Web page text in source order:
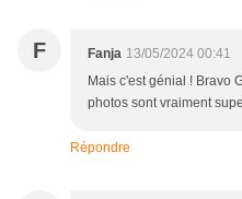
F Fanja 13/05/2024 00:41
Mais c'est génial ! Bravo
photos sont vraiment
Répondre